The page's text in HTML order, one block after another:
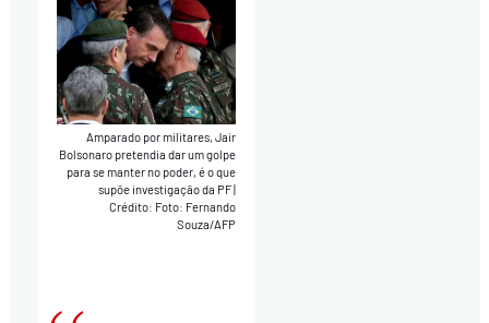
Amparado por militares, Jair
Bolsonaro pretendia dar um golpe
para se manter no poder, é o que
supõe investigação da PF|
Crédito: Foto: Fernando
Souza/AFP